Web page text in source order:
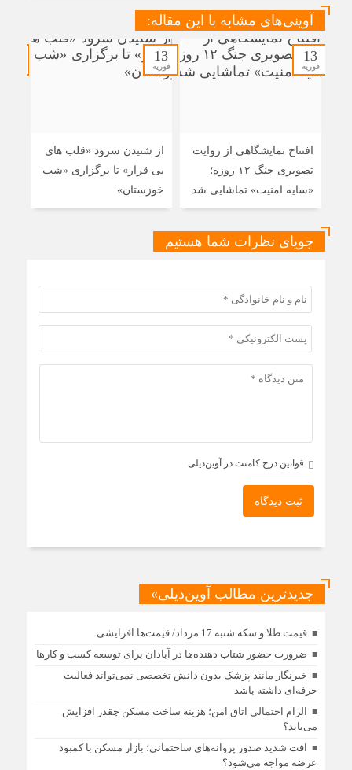
آوینی‌های مشابه با این مقاله:
13
فوریه
افتتاح نمایشگاهی از روایت
تصویری جنگ‌ ۱۲ روزه؛
«سایه امنیت» تماشایی شد
13
فوریه
از شنیدن سرود «قلب های
بی قرار» تا برگزاری «شب
خوزستان»
جویای نظرات شما هستیم
قوانین درج کامنت در آوین‌دیلی
ثبت دیدگاه
جدیدترین مطالب آوین‌دیلی»
قیمت طلا و سکه شنبه 17 مرداد/ قیمت‌ها افزایشی
ضرورت حضور شتاب ‌دهنده‌ها در آبادان برای توسعه کسب‌ و کارها
خبرنگار مانند پزشک بدون دانش تخصصی نمی‌تواند فعالیت
حرفه‌ای داشته باشد
الزام احتمالی اتاق امن؛ هزینه ساخت مسکن چقدر افزایش
می‌یابد؟
افت شدید صدور پروانه‌های ساختمانی؛ بازار مسکن با کمبود
عرضه مواجه می‌شود؟